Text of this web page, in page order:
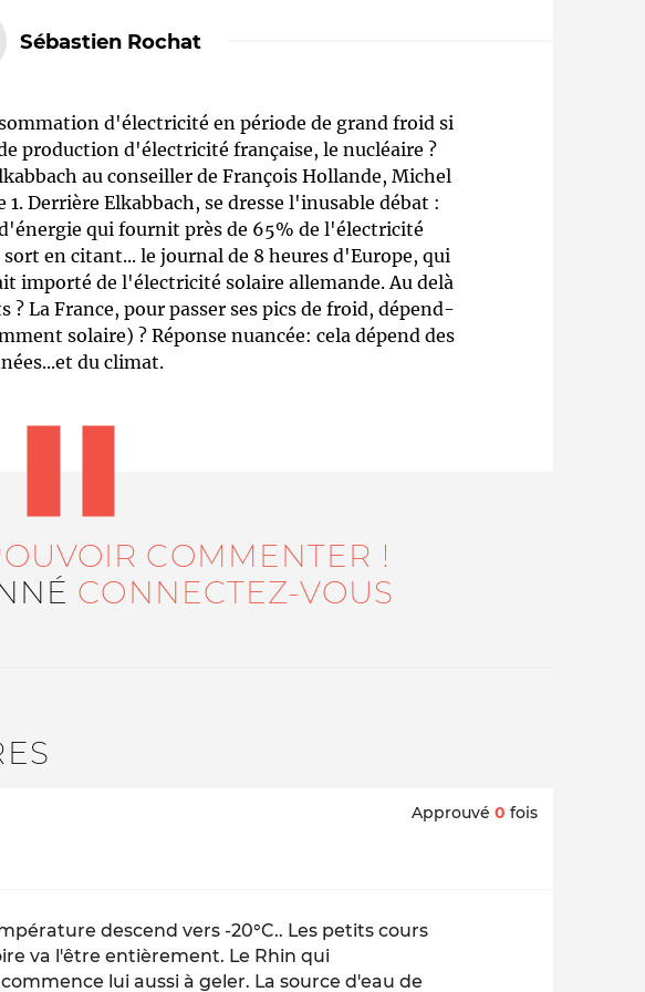
L'équipe Qui sommes-nous ?
Sébastien Rochat
d'électricité en période de grand froid si
production d'électricité française, le nucléaire ?
au conseiller de François Hollande, Michel
Derrière Elkabbach, se dresse l'inusable débat :
qui fournit près de 65% de l'électricité
en citant... le journal de 8 heures d'Europe, qui
importé de l'électricité solaire allemande. Au delà
La France, pour passer ses pics de froid, dépend-
solaire) ? Réponse nuancée: cela dépend des
du climat.
COMMENTER !
CONNECTEZ-VOUS
Approuvé 0 fois
descend vers -20°C.. Les petits cours
va l'être entièrement. Le Rhin qui
lui aussi à geler. La source d'eau de